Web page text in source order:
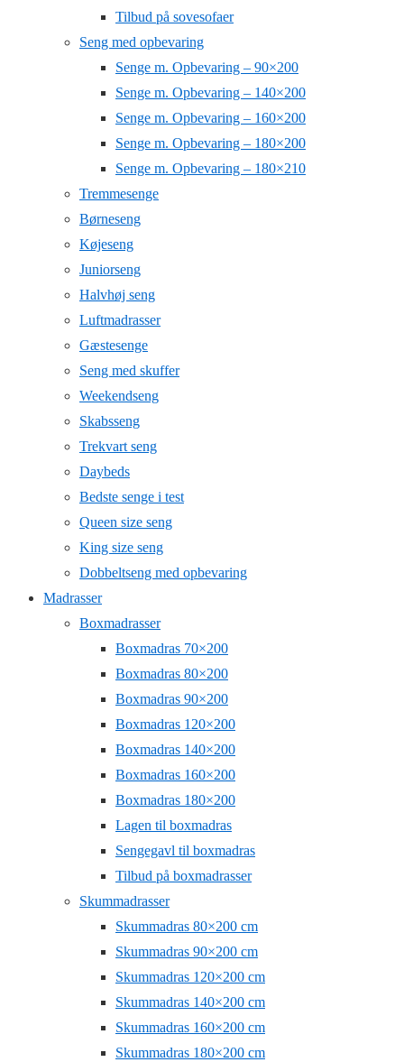
Tilbud på sovesofaer
Seng med opbevaring
Senge m. Opbevaring – 90×200
Senge m. Opbevaring – 140×200
Senge m. Opbevaring – 160×200
Senge m. Opbevaring – 180×200
Senge m. Opbevaring – 180×210
Tremmesenge
Børneseng
Køjeseng
Juniorseng
Halvhøj seng
Luftmadrasser
Gæstesenge
Seng med skuffer
Weekendseng
Skabsseng
Trekvart seng
Daybeds
Bedste senge i test
Queen size seng
King size seng
Dobbeltseng med opbevaring
Madrasser
Boxmadrasser
Boxmadras 70×200
Boxmadras 80×200
Boxmadras 90×200
Boxmadras 120×200
Boxmadras 140×200
Boxmadras 160×200
Boxmadras 180×200
Lagen til boxmadras
Sengegavl til boxmadras
Tilbud på boxmadrasser
Skummadrasser
Skummadras 80×200 cm
Skummadras 90×200 cm
Skummadras 120×200 cm
Skummadras 140×200 cm
Skummadras 160×200 cm
Skummadras 180×200 cm